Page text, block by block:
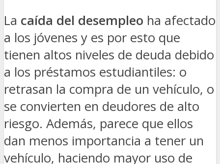
La caída del desempleo ha afectado
a los jóvenes y es por esto que
tienen altos niveles de deuda debido
a los préstamos estudiantiles: o
retrasan la compra de un vehículo, o
se convierten en deudores de alto
riesgo. Además, parece que ellos
dan menos importancia a tener un
vehículo, haciendo mayor uso de